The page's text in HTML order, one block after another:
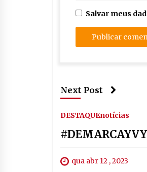
Salvar meus
Next Post
DESTAQUEnotícias
qua abr 12 , 2023